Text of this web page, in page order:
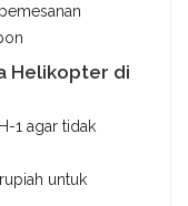
Helikopter di
1 agar tidak
untuk